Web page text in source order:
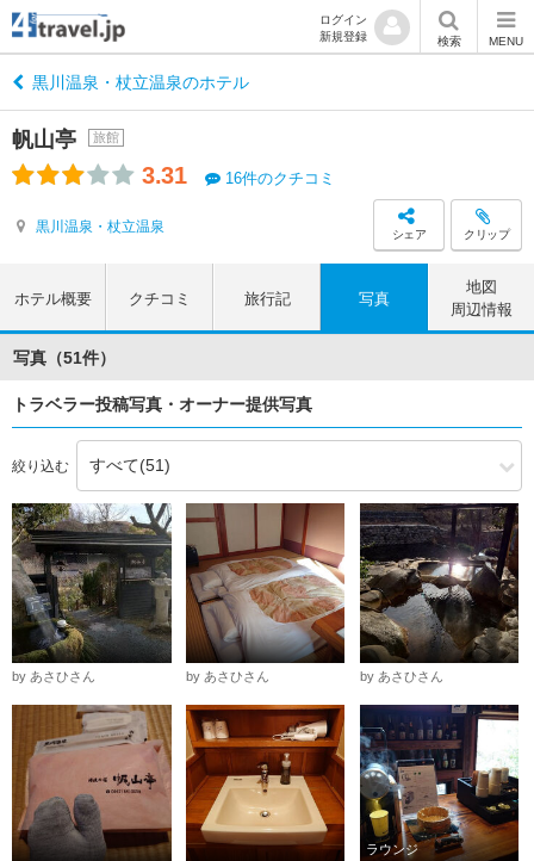
ログイン
新規登録
検索 MENU
黒川温泉・杖立温泉のホテル
帆山亭 旅館
3.31 16件のクチコミ
黒川温泉・杖立温泉 シェア クリップ
ホテル概要 クチコミ 旅行記 写真
地図
周辺情報
写真（51件）
トラベラー投稿写真・オーナー提供写真
絞り込む
by あさひさん by あさひさん by あさひさん
ラウンジ